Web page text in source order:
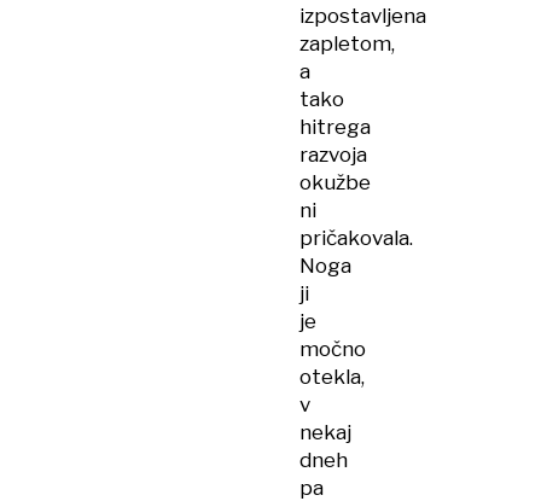
izpostavljena
zapletom,
a
tako
hitrega
razvoja
okužbe
ni
pričakovala.
Noga
ji
je
močno
otekla,
v
nekaj
dneh
pa